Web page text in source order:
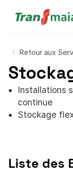
Retour aux
Installations
continue
Stockage
Liste des